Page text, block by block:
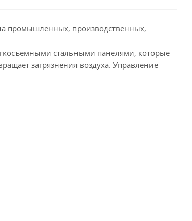
промышленных, производственных,
стальными панелями, которые
загрязнения воздуха. Управление